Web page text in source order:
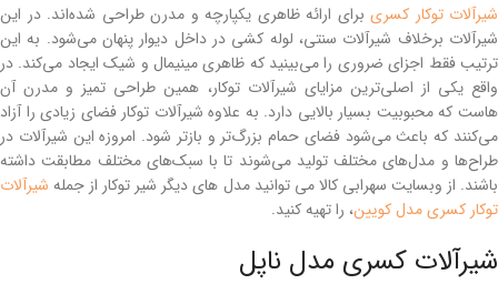
شیرآلات توکار کسری برای ارائه ظاهری یکپارچه و مدرن طراحی شده‌اند. در این
شیرآلات برخلاف شیرآلات سنتی، لوله کشی در داخل دیوار پنهان می‌شود. به این
ترتیب فقط اجزای ضروری را می‌بینید که ظاهری مینیمال و شیک ایجاد می‌کند. در
واقع یکی از اصلی‌ترین مزایای شیرآلات توکار، همین طراحی تمیز و مدرن آن
هاست که محبوبیت بسیار بالایی دارد. به علاوه شیرآلات توکار فضای زیادی را آزاد
می‌کنند که باعث می‌شود فضای حمام بزرگ‌تر و بازتر شود. امروزه این شیرآلات در
طراح‌ها و مدل‌های مختلف تولید می‌شوند تا با سبک‌های مختلف مطابقت داشته
باشند. از وبسایت سهرابی کالا می توانید مدل های دیگر شیر توکار از جملهشیرآلات
توکار کسری مدل کویین، را تهیه کنید.
شیرآلات کسری مدل ناپل